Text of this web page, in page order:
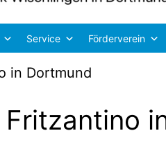
Service Förderverein
in Dortmund